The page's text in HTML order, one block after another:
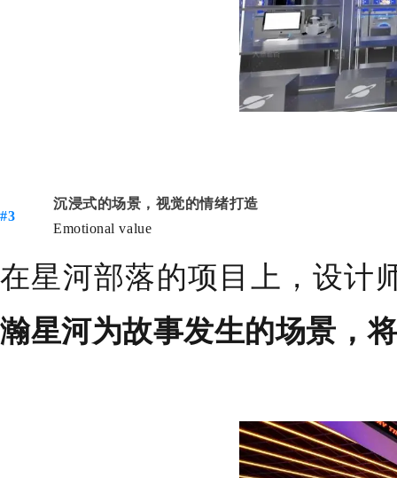
#3
沉浸式的场景，视觉的情绪打造
Emotional value
在星河部落的项目上，设计
瀚星河为故事发生的场景，